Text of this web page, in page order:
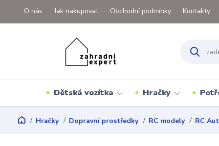
O nás Jak nakupovat Obchodní podmínky Kontakty
Dětská vozítka Hračky
Hračky Dopravní prostředky RC modely RC